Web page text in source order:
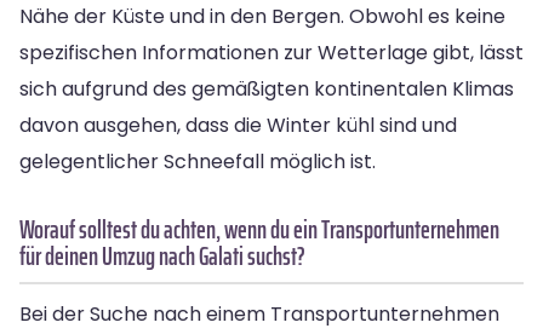
Nähe der Küste und in den Bergen. Obwohl es keine
spezifischen Informationen zur Wetterlage gibt, lässt
sich aufgrund des gemäßigten kontinentalen Klimas
davon ausgehen, dass die Winter kühl sind und
gelegentlicher Schneefall möglich ist.
Worauf solltest du achten, wenn du ein Transportunternehmen
für deinen Umzug nach Galati suchst?
Bei der Suche nach einem Transportunternehmen